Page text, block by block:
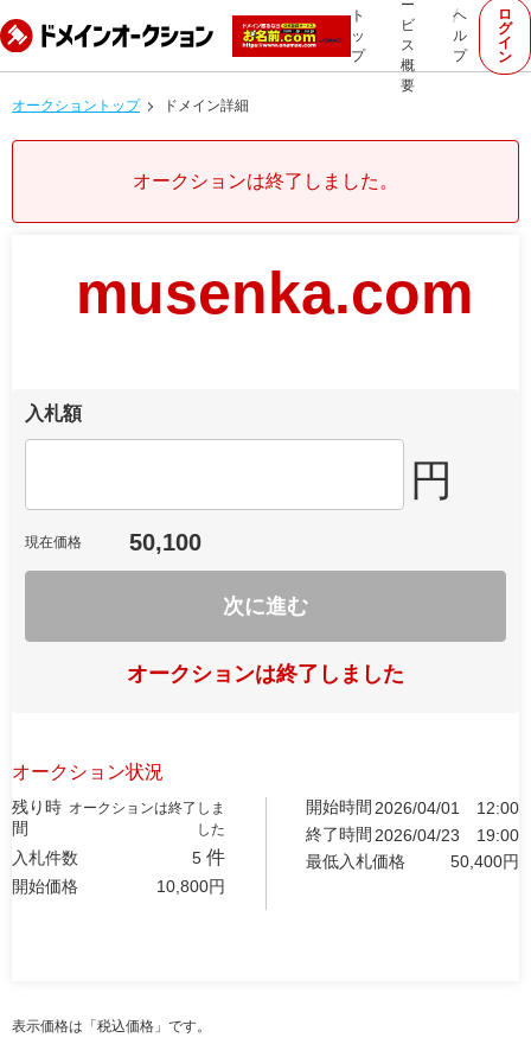
ト
ッ
プ
ー
ビ
ス
概
要
ヘ
ル
プ
ロ
グ
イ
ン
オークショントップ ドメイン詳細
オークションは終了しました。
musenka.com
入札額
円
現在価格 50,100
次に進む
オークションは終了しました
オークション状況
残り時
間
オークションは終了しま
した
入札件数 5 件
開始価格 10,800円
開始時間 2026/04/01
12:00
終了時間 2026/04/23
19:00
最低入札価格
50,400円
表示価格は「税込価格」です。